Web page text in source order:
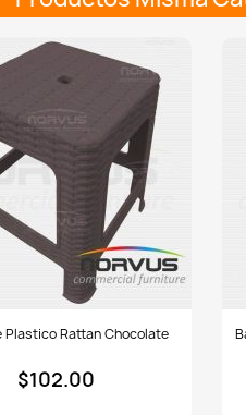
Plastico Rattan Chocolate
$102.00